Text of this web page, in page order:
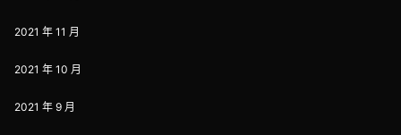
2021 年 11 月
2021 年 10 月
2021 年 9 月